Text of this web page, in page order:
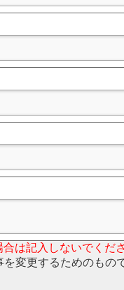
は記入しないでくださ
変更するためのもの